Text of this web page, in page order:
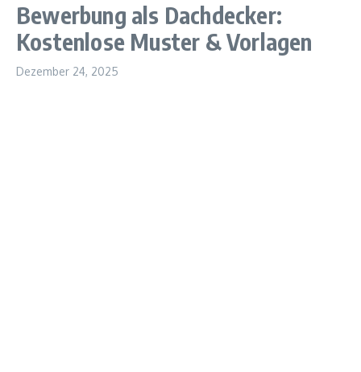
Bewerbung als Dachdecker:
Kostenlose Muster & Vorlagen
Dezember 24, 2025